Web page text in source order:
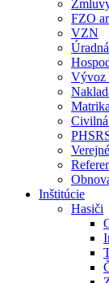
FZO
VZN
Vývoz
Matrika
Civilná
Inštitúcie
Hasiči